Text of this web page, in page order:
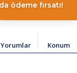
ödeme fırsatı!
Yorumlar Konum